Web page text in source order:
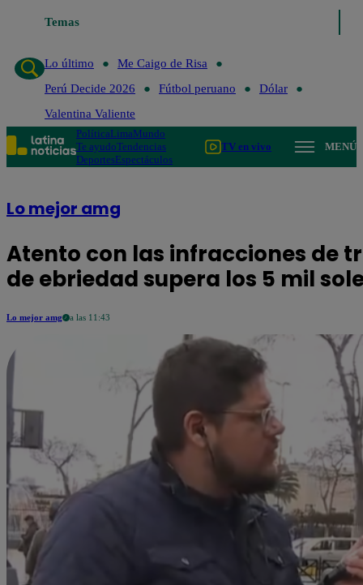
Temas
Lo último
Me Caigo de Risa
Perú Decide 2026
Fútbol peruano
Dólar
Valentina Valiente
PolíticaLimaMundo
Te ayudoTendencias
DeportesEspectáculos
TV en vivo MENÚ
Lo mejor amg
Atento con las infracciones de
de ebriedad supera los 5 mil
Lo mejor amg a las 11:43